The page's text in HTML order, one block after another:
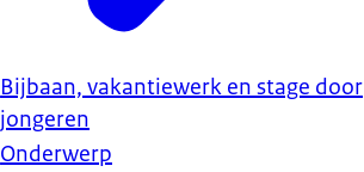
Bijbaan, vakantiewerk en stage door
jongeren
Onderwerp